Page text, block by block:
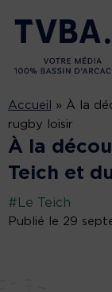
Accueil » À la
rugby loisir
À la
Teich et
#Le Teich
Publié le 29